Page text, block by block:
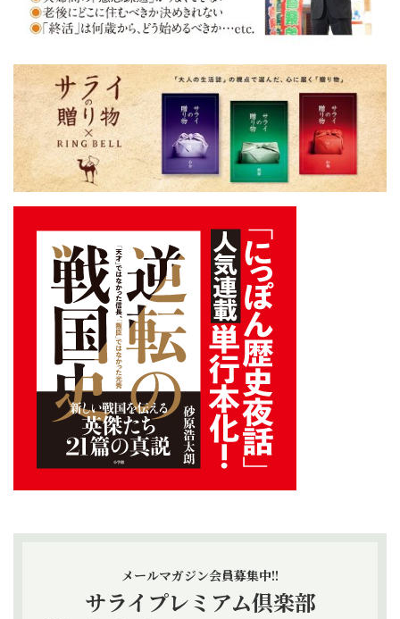
メールマガジン会員募集中!!
サライプレミアム倶楽部